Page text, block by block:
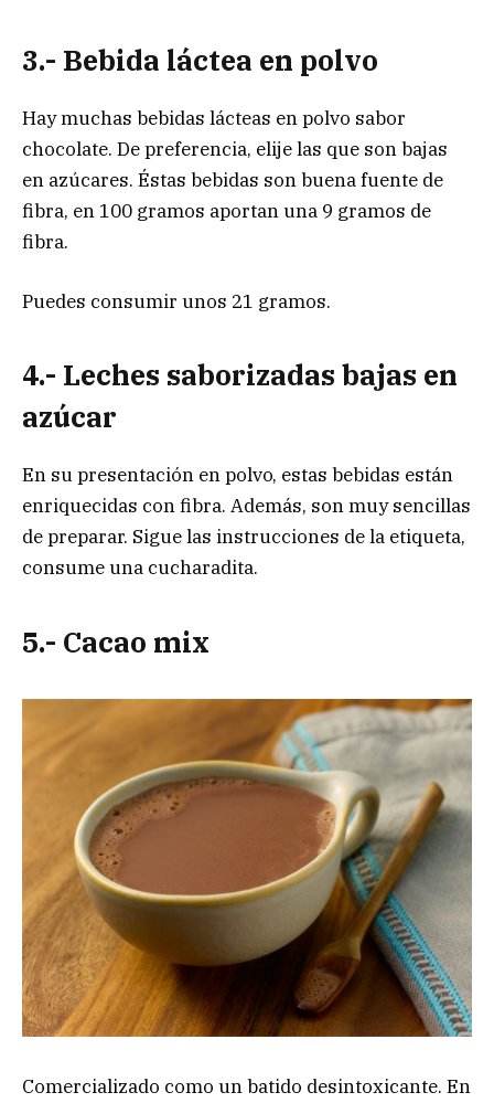
3.- Bebida láctea en polvo
Hay muchas bebidas lácteas en polvo sabor
chocolate. De preferencia, elije las que son bajas
en azúcares. Éstas bebidas son buena fuente de
fibra, en 100 gramos aportan una 9 gramos de
fibra.
Puedes consumir unos 21 gramos.
4.- Leches saborizadas bajas en
azúcar
En su presentación en polvo, estas bebidas están
enriquecidas con fibra. Además, son muy sencillas
de preparar. Sigue las instrucciones de la etiqueta,
consume una cucharadita.
5.- Cacao mix
Comercializado como un batido desintoxicante. En